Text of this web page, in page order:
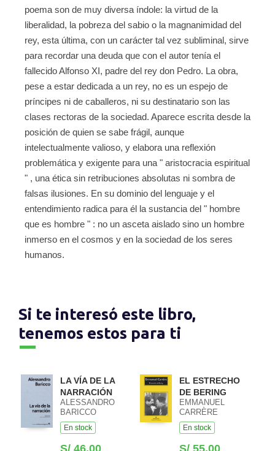
poema son de muy diversa índole: la virtud de la
liberalidad, la pobreza del sabio o la magnanimidad del
rey, esta última, con un carácter tal vez subliminal, sirve
para recordar una deuda que con el autor tenía el
fallecido Alfonso XI, padre del rey don Pedro. La obra,
pese a estar dedicada a un rey, no es un espejo de
príncipes ni de caballeros, ni su destinatario son las
clases rectoras de la sociedad. Aparece escrita desde la
posición de quien se sabe frágil, aunque
intelectualmente valioso, y elabora una reflexión
problemática y exigente para una " aristocracia espiritual
" , una ética sin retribuciones absolutas ni sombra de
falsas ilusiones. En su dominio del lenguaje y el
entendimiento radica para él la sustancia del " hombre
que es hombre " : no un asceta aislado sino un hombre
inmerso en el cosmos y en la sociedad de los seres
humanos.
Si te interesó este libro,
tenemos estos para ti
LA VÍA DE LA
NARRACIÓN
ALESSANDRO
BARICCO
En stock
S/ 46.00
EL ESTRECHO
DE BERING
EMMANUEL
CARRÈRE
En stock
S/ 55.00